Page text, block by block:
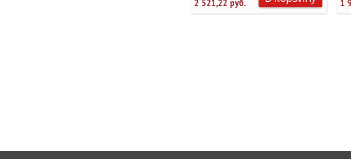
2 521,22 руб.
1